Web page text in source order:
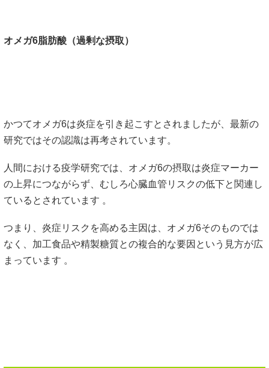
オメガ6脂肪酸（過剰な摂取）
かつてオメガ6は炎症を引き起こすとされましたが、最新の
研究ではその認識は再考されています。
人間における疫学研究では、オメガ6の摂取は炎症マーカー
の上昇につながらず、むしろ心臓血管リスクの低下と関連し
ているとされています 。
つまり、炎症リスクを高める主因は、オメガ6そのものでは
なく、加工食品や精製糖質との複合的な要因という見方が広
まっています 。